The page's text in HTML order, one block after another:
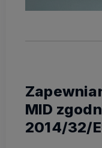
MID
2014/32/